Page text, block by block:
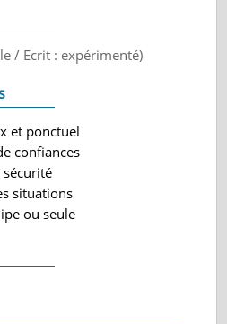
/ Ecrit : expérimenté)
et ponctuel
confiances
sécurité
situations
ou seule